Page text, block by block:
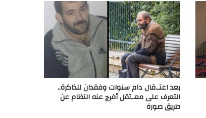
بعد اعتـ.قال دام سنوات وفقدان للذاكرة..
التعرف على معـ.تقل أفرج عنه النظام عن
طريق صورة